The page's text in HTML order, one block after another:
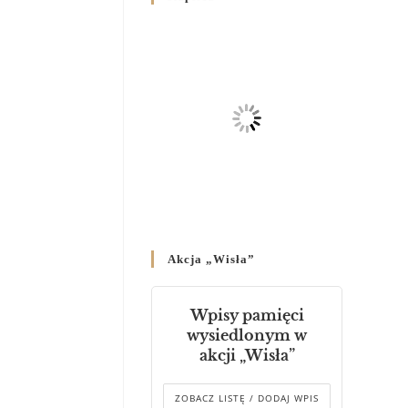
Родин
Справ Молоді та встановленя
складу Катихитичної Комісії
днях 2-12 липня 2024 р.”
Декрет єпископів
Перемисько-Варшавської
Митрополії стосовно
звершування Божественної
літургії
Akcja „Wisła”
Wpisy pamięci
wysiedlonym w
akcji „Wisła”
ZOBACZ LISTĘ / DODAJ WPIS